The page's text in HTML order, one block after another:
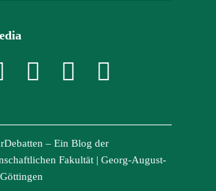
– Ein Blog der
Fakultät | Georg-August-